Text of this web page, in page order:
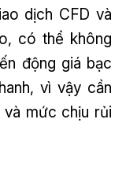
dịch CFD và
có thể không
động giá bạc
vì vậy cần
và mức chịu rủi